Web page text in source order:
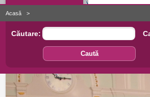
Acasă
Căutare:
Caută